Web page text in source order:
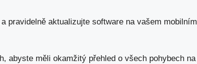
pravidelně aktualizujte software na vašem mobilním
abyste měli okamžitý přehled o všech pohybech na